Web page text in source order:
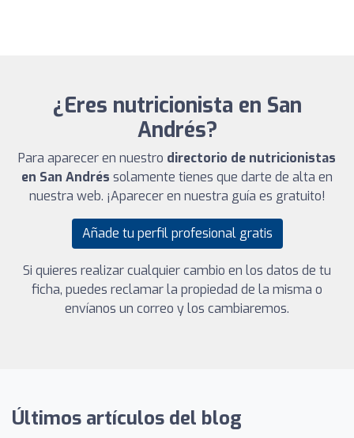
¿Eres nutricionista en San
Andrés?
Para aparecer en nuestro directorio de nutricionistas
en San Andrés solamente tienes que darte de alta en
nuestra web. ¡Aparecer en nuestra guía es gratuito!
Añade tu perfil profesional gratis
Si quieres realizar cualquier cambio en los datos de tu
ficha, puedes reclamar la propiedad de la misma o
envíanos un correo y los cambiaremos.
Últimos artículos del blog